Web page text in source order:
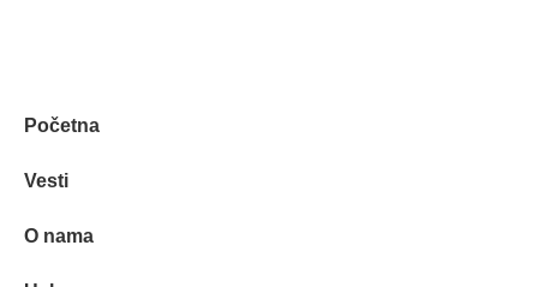
Početna
Vesti
O nama